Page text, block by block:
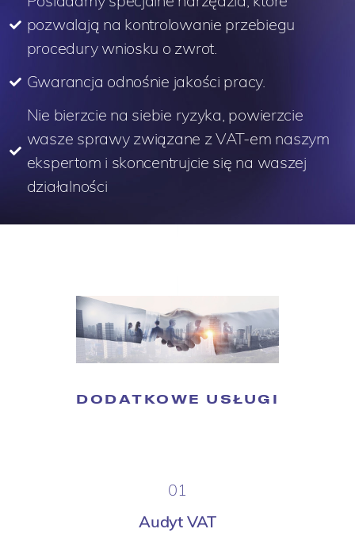
pozwalają na kontrolowanie przebiegu
procedury wniosku o zwrot.
Gwarancja odnośnie jakości pracy.
Nie bierzcie na siebie ryzyka, powierzcie
wasze sprawy związane z VAT-em naszym
ekspertom i skoncentrujcie się na waszej
działalności
DODATKOWE USŁUGI
01
Audyt VAT